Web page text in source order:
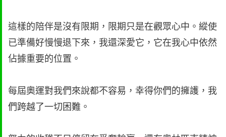
這樣的陪伴是沒有限期，限期只是在觀眾心中。縱使
已準備好慢慢退下來，我還深愛它，它在我心中依然
佔據重要的位置。
每屆奧運對我們來說都不容易，幸得你們的擁護，我
們跨越了一切困難。